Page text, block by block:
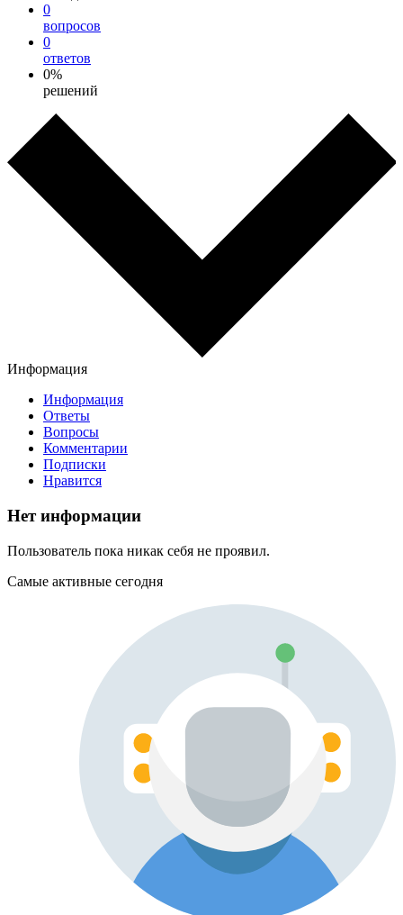
0
вопросов
0
ответов
0%
решений
Информация
Информация
Ответы
Вопросы
Комментарии
Подписки
Нравится
Нет информации
Пользователь пока никак себя не проявил.
Самые активные сегодня